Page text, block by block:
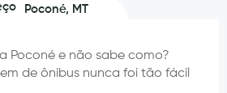
Poconé, MT
Poconé e não sabe como?
de ônibus nunca foi tão fácil